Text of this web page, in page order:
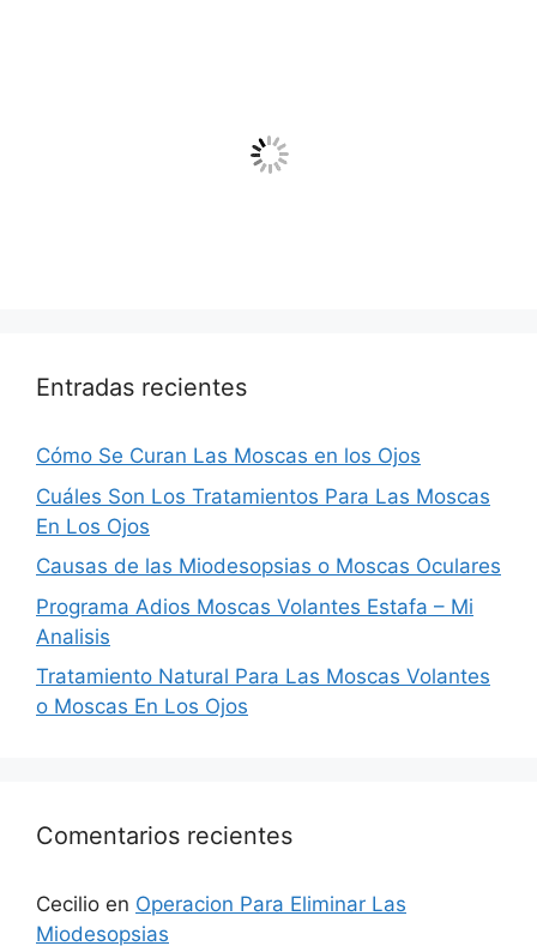
Entradas recientes
Cómo Se Curan Las Moscas en los Ojos
Cuáles Son Los Tratamientos Para Las Moscas
En Los Ojos
Causas de las Miodesopsias o Moscas Oculares
Programa Adios Moscas Volantes Estafa – Mi
Analisis
Tratamiento Natural Para Las Moscas Volantes
o Moscas En Los Ojos
Comentarios recientes
Cecilio en Operacion Para Eliminar Las
Miodesopsias